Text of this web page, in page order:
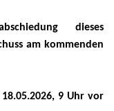
dieses
am kommenden
9 Uhr vor